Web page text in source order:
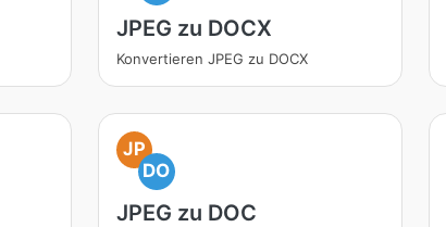
JPEG zu DOCX
Konvertieren JPEG zu DOCX
JP
DO
JPEG zu DOC